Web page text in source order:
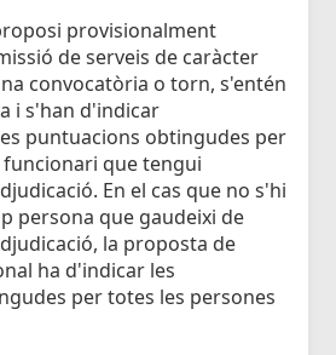
provisionalment
de serveis de caràcter
convocatòria o torn, s'entén
i s'han d'indicar
puntuacions obtingudes per
que tengui
En el cas que no s'hi
persona que gaudeixi de
la proposta de
ha d'indicar les
per totes les persones